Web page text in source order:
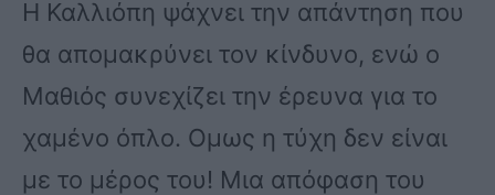
Η Καλλιόπη ψάχνει την απάντηση που
θα απομακρύνει τον κίνδυνο, ενώ ο
Μαθιός συνεχίζει την έρευνα για το
χαμένο όπλο. Ομως η τύχη δεν είναι
με το μέρος του! Μια απόφαση του